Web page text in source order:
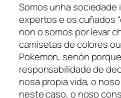
Somos unha sociedade
expertos e os cuñados
non o somos por levar
camisetas de colores
Pokemon, senón
responsabilidade de
nosa propia vida, o
neste caso, o noso